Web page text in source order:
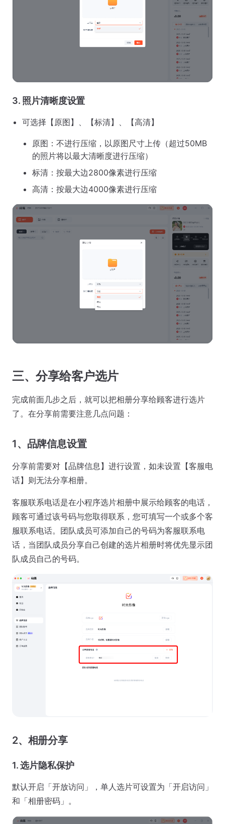
3. 照片清晰度设置
可选择【原图】、【标清】、【高清】
原图：不进行压缩，以原图尺寸上传（超过50MB
的照片将以最大清晰度进行压缩）
标清：按最大边2800像素进行压缩
高清：按最大边4000像素进行压缩
三、分享给客户选片
完成前面几步之后，就可以把相册分享给顾客进行选片
了。在分享前需要注意几点问题：
1、品牌信息设置
分享前需要对【品牌信息】进行设置，如未设置【客服电
话】则无法分享相册。
客服联系电话是在小程序选片相册中展示给顾客的电话，
顾客可通过该号码与您取得联系，您可填写一个或多个客
服联系电话。团队成员可添加自己的号码为客服联系电
话，当团队成员分享自己创建的选片相册时将优先显示团
队成员自己的号码。
2、相册分享
1. 选片隐私保护
默认开启「开放访问」，单人选片可设置为「开启访问」
和「相册密码」。